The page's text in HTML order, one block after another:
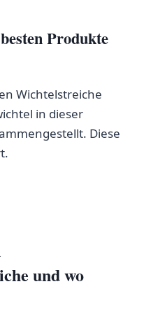
Produkte
Wichtelstreiche
in dieser
Diese
und wo